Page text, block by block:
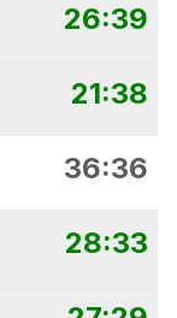
26:39
21:38
36:36
28:33